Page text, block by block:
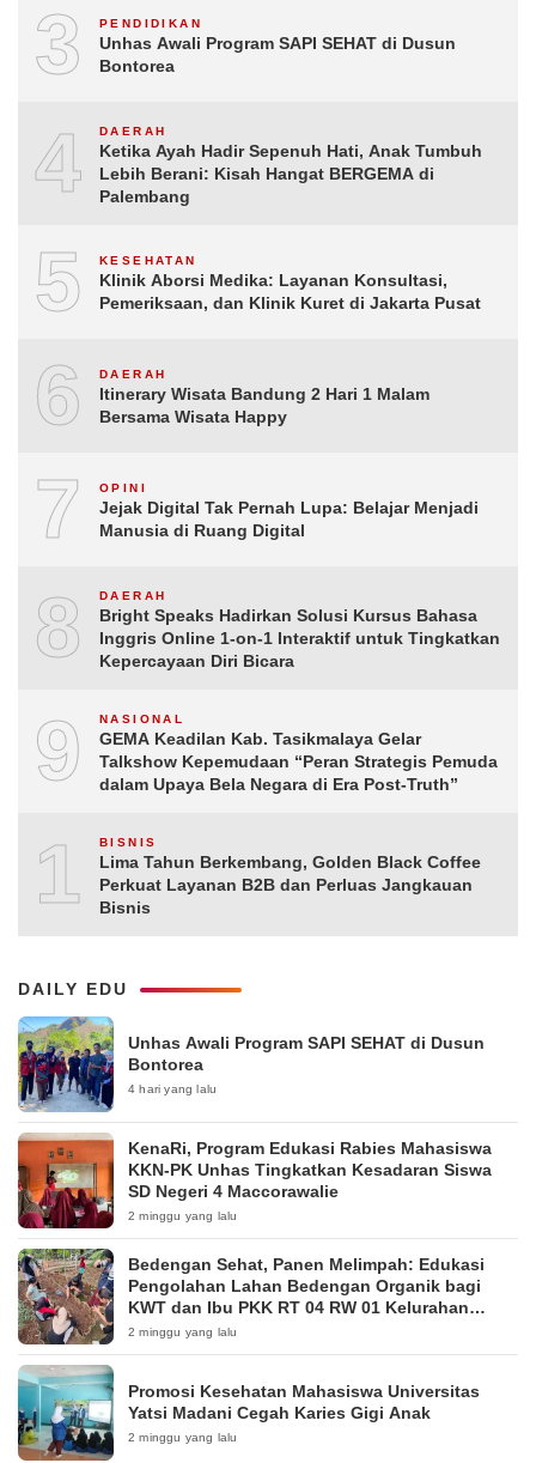
3 PENDIDIKAN
Unhas Awali Program SAPI SEHAT di Dusun
Bontorea
4 DAERAH
Ketika Ayah Hadir Sepenuh Hati, Anak Tumbuh
Lebih Berani: Kisah Hangat BERGEMA di
Palembang
5 KESEHATAN
Klinik Aborsi Medika: Layanan Konsultasi,
Pemeriksaan, dan Klinik Kuret di Jakarta Pusat
6 DAERAH
Itinerary Wisata Bandung 2 Hari 1 Malam
Bersama Wisata Happy
7 OPINI
Jejak Digital Tak Pernah Lupa: Belajar Menjadi
Manusia di Ruang Digital
8 DAERAH
Bright Speaks Hadirkan Solusi Kursus Bahasa
Inggris Online 1-on-1 Interaktif untuk Tingkatkan
Kepercayaan Diri Bicara
9 NASIONAL
GEMA Keadilan Kab. Tasikmalaya Gelar
Talkshow Kepemudaan “Peran Strategis Pemuda
dalam Upaya Bela Negara di Era Post-Truth”
10BISNIS
Lima Tahun Berkembang, Golden Black Coffee
Perkuat Layanan B2B dan Perluas Jangkauan
Bisnis
DAILY EDU
Unhas Awali Program SAPI SEHAT di Dusun
Bontorea
4 hari yang lalu
KenaRi, Program Edukasi Rabies Mahasiswa
KKN-PK Unhas Tingkatkan Kesadaran Siswa
SD Negeri 4 Maccorawalie
2 minggu yang lalu
Bedengan Sehat, Panen Melimpah: Edukasi
Pengolahan Lahan Bedengan Organik bagi
KWT dan Ibu PKK RT 04 RW 01 Kelurahan
Pakintelan
2 minggu yang lalu
Promosi Kesehatan Mahasiswa Universitas
Yatsi Madani Cegah Karies Gigi Anak
2 minggu yang lalu